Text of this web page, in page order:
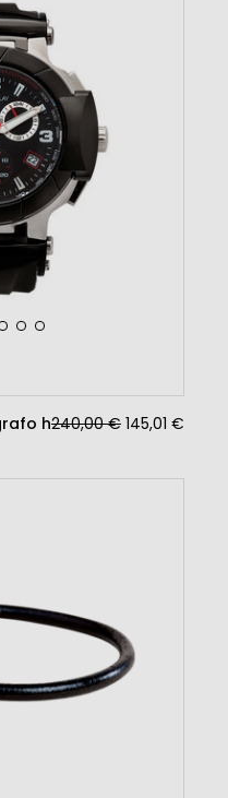
hombre
240,00 € 145,01 €